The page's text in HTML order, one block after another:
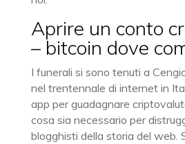
Aprire un conto
– bitcoin dove
I funerali si sono tenuti a
nel trentennale di internet in
app per guadagnare
cosa sia necessario per
blogghisti della storia del web.